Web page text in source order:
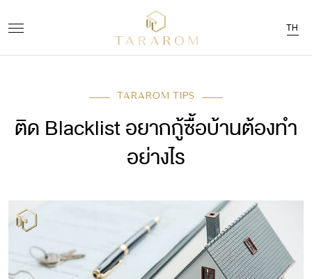
TH
TARAROM TIPS
ติด Blacklist อยากกู้ซื้อบ้านต้องทำ
อย่างไร